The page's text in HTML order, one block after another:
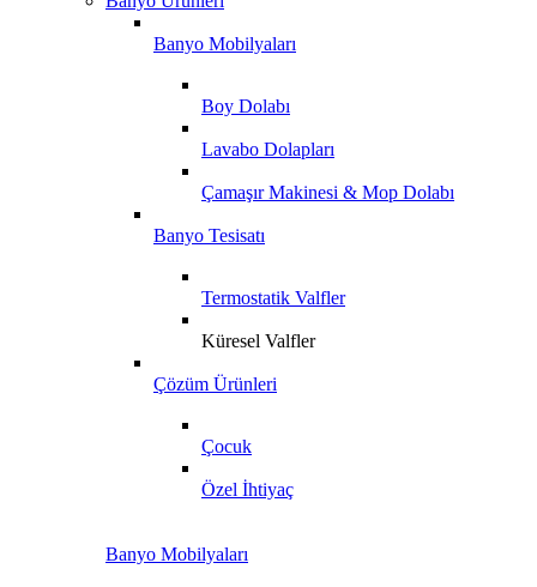
Banyo Mobilyaları
Boy Dolabı
Lavabo Dolapları
Çamaşır Makinesi & Mop Dolabı
Banyo Tesisatı
Termostatik Valfler
Küresel Valfler
Çözüm Ürünleri
Çocuk
Özel İhtiyaç
Banyo Mobilyaları